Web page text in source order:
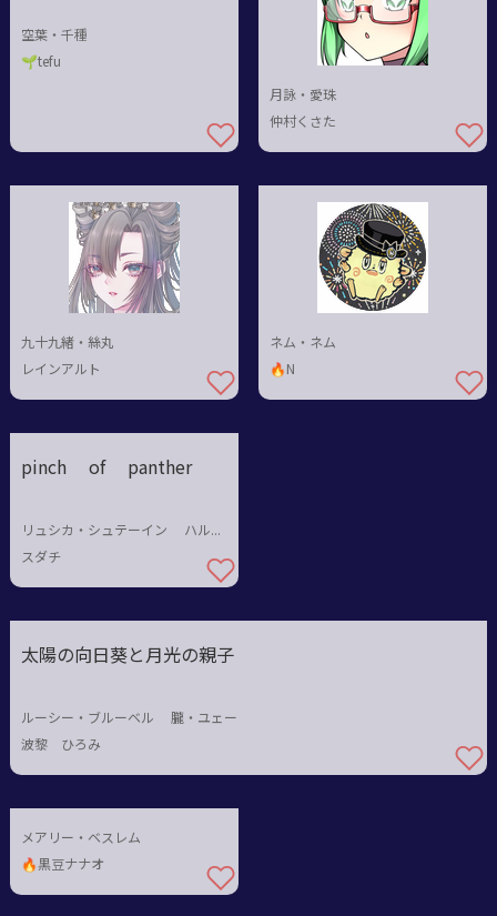
空葉・千種
🌱tefu
月詠・愛珠
仲村くさた
九十九緒・絲丸
レインアルト
ネム・ネム
🔥N
pinch of panther
リュシカ・シュテーイン ハルカ・ミライ
スダチ
太陽の向日葵と月光の親子
ルーシー・ブルーベル 朧・ユェー
波黎 ひろみ
メアリー・ベスレム
🔥黒豆ナナオ